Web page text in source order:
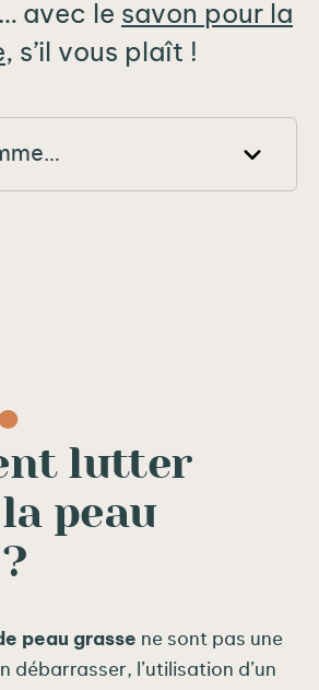
avec le savon pour la
, s’il vous plaît !
lutter
peau
peau grasse ne sont pas une
débarrasser, l’utilisation d’un